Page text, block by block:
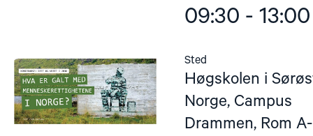
09:30 - 13:00
Sted
Høgskolen i
Norge, Campus
Drammen, Rom A-